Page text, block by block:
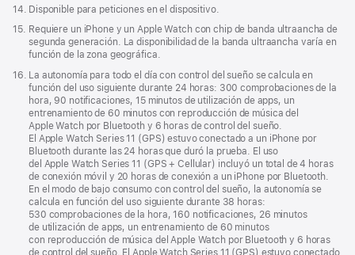
Nota
pie
página
14. Disponible para peticiones en el dispositivo.
Nota
página
15. Requiere un iPhone y un Apple Watch con chip de banda ultraancha de
segunda generación. La disponibilidad de la banda ultraancha varía en
función de la zona geográfica.
Nota
página
16. La autonomía para todo el día con control del sueño se calcula en
función del uso siguiente durante 24 horas: 300 comprobaciones de la
hora, 90 notificaciones, 15 minutos de utilización de apps, un
entrenamiento de 60 minutos con reproducción de música del
Apple Watch por Bluetooth y 6 horas de control del sueño.
El Apple Watch Series 11 (GPS) estuvo conectado a un iPhone por
Bluetooth durante las 24 horas que duró la prueba. El uso
del Apple Watch Series 11 (GPS + Cellular) incluyó un total de 4 horas
de conexión móvil y 20 horas de conexión a un iPhone por Bluetooth.
En el modo de bajo consumo con control del sueño, la autonomía se
calcula en función del uso siguiente durante 38 horas:
530 comprobaciones de la hora, 160 notificaciones, 26 minutos
de utilización de apps, un entrenamiento de 60 minutos
con reproducción de música del Apple Watch por Bluetooth y 6 horas
de control del sueño. El Apple Watch Series 11 (GPS) estuvo conectado